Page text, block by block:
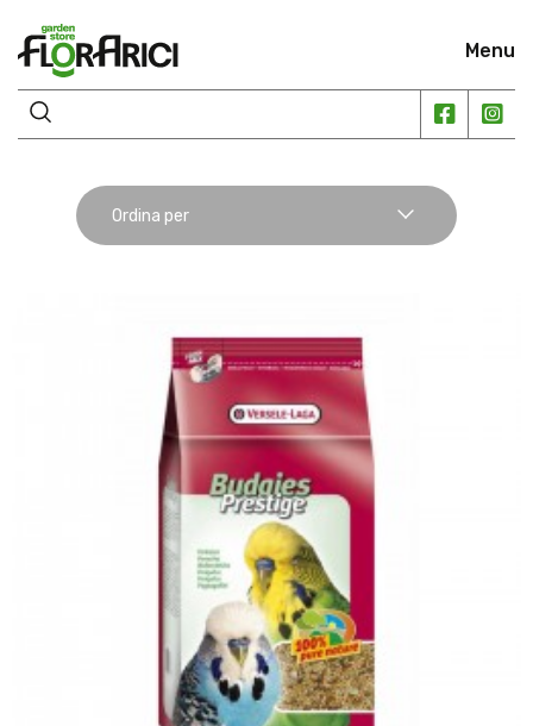
Menu
Ordina per